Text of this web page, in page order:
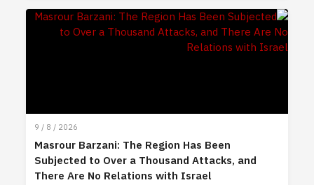
9 / 8 / 2026
Masrour Barzani: The Region Has Been
Subjected to Over a Thousand Attacks, and
There Are No Relations with Israel